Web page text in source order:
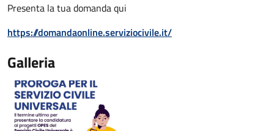
Presenta la tua domanda qui
https://domandaonline.serviziocivile.it/
Galleria